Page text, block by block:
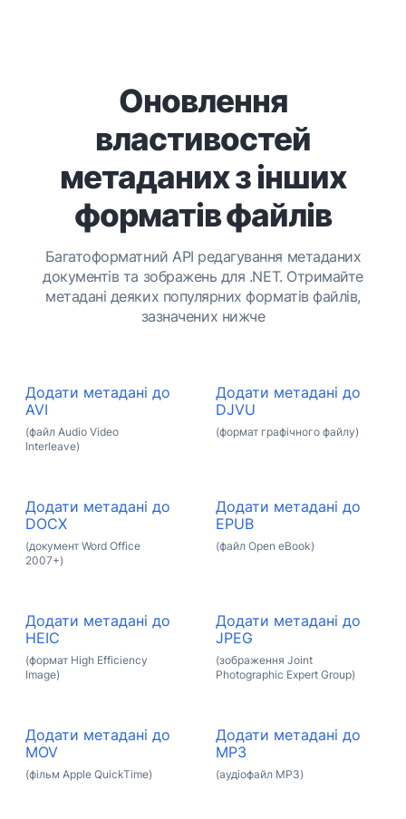
Оновлення
властивостей
метаданих з інших
форматів файлів
Багатоформатний API редагування метаданих
документів та зображень для .NET. Отримайте
метадані деяких популярних форматів файлів,
зазначених нижче
Додати метадані до
AVI
(файл Audio Video
Interleave)
Додати метадані до
DJVU
(формат графічного файлу)
Додати метадані до
DOCX
(документ Word Office
2007+)
Додати метадані до
EPUB
(файл Open eBook)
Додати метадані до
HEIC
(формат High Efficiency
Image)
Додати метадані до
JPEG
(зображення Joint
Photographic Expert Group)
Додати метадані до
MOV
(фільм Apple QuickTime)
Додати метадані до
MP3
(аудіофайл MP3)